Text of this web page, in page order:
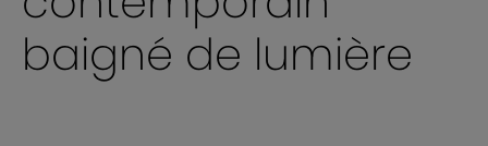
baigné de lumière